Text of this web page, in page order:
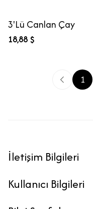
3'Lü Canlan Çay
18,88 $
1
İletişim Bilgileri
Kullanıcı Bilgileri